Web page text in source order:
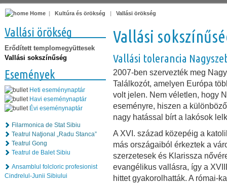
Home | Kultúra és örökség | Vallási örökség
Vallási örökség
Erődített templomegyüttesek
Vallási sokszínűség
Események
Heti eseménynaptár
Havi eseménynaptár
Évi eseménynaptár
Filarmonica de Stat Sibiu
Teatrul Naţional „Radu Stanca”
Teatrul Gong
Teatrul de Balet Sibiu
Ansamblul folcloric profesionist
Cindrelul-Junii Sibiului
Vallási
Vallási tolerancia
2007-ben szervezték meg
Találkozót, amelyen Európa
volt jelen. Nem véletlen, hogy
eseményre, hiszen a
nagy hatással bírt a lakósok
A XVI. század közepéig a
más országaiból érkeztek a
szerzetesek és Klarissza
evangélikus vallásra, így a
hittet gyakorolhatták. A római-